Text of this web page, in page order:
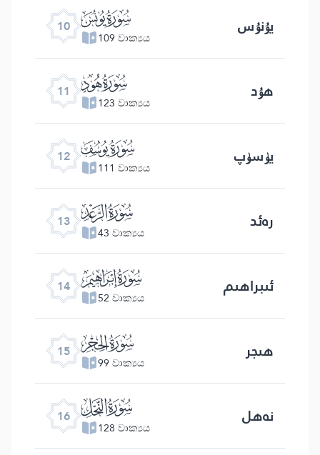
10 ﮖ
109 වාක්‍යය يۇنۇس
11 ﮗ
123 වාක්‍යය ھۇد
12 ﮘ
111 වාක්‍යය يۈسۈپ
13 ﮙ
43 වාක්‍යය رەئد
14 ﮚ
52 වාක්‍යය ئىبراھىم
15 ﮛ
99 වාක්‍යය ھىجر
16 ﮜ
128 වාක්‍යය نەھل